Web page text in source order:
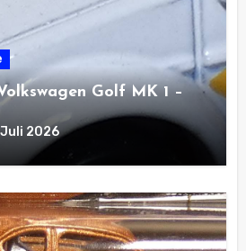
Golf MK 1 –
2026